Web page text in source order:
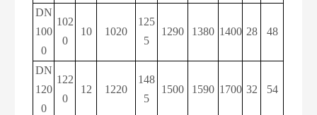
DN
100
0
102
0
10 1020
125
5
1290 1380 1400 28 48
DN
120
0
122
0
12 1220
148
5
1500 1590 1700 32 54